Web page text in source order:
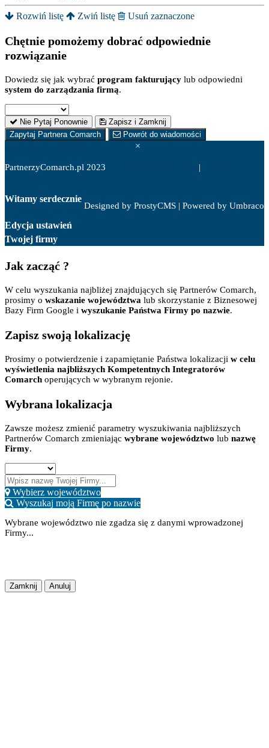
Rozwiń listę Zwiń listę Usuń zaznaczone
Chętnie pomożemy dobrać odpowiednie
rozwiązanie
Dowiedz się jak wybrać program fakturujący lub odpowiedni
system do zarządzania firmą.
Nie Pytaj Ponownie
Zapisz i Zamknij
Zapytaj Partnera Comarch
Powrót do wiadomości
PartnerzyComarch.pl 2023 |
Designed by ProstyCMS | Powered by Umbraco
×
Witamy serdecznie
Edycja ustawień
Twojej firmy
Jak zacząć ?
W celu wyszukania najbliżej znajdujących się Partnerów Comarch,
prosimy o wskazanie województwa lub skorzystanie z Biznesowej
Bazy Firm Google i wyszukanie Państwa Firmy po nazwie.
Zapisz swoją lokalizację
Prosimy o potwierdzenie i zapamiętanie Państwa lokalizacji w celu
wyświetlenia najbliższych Kompetentnych Integratorów
Comarch operujących w wybranym rejonie.
Wybrana lokalizacja
Zawsze możesz zmienić parametry wyszukiwania najbliższych
Partnerów Comarch zmieniając wybrane województwo lub nazwę
Firmy.
Wybierz województwo
Wyszukaj moją Firmę po nazwie
Wybrane województwo nie zgadza się z danymi wprowadzonej
Firmy...
Zamknij Anuluj